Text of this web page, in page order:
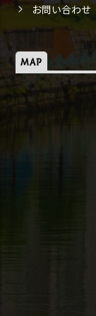
お問い合わせ
MAP